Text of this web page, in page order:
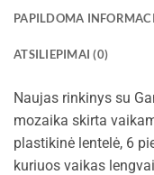
PAPILDOMA
ATSILIEPIMAI (0)
Naujas rinkinys su
mozaika skirta
plastikinė lentelė, 6
kuriuos vaikas